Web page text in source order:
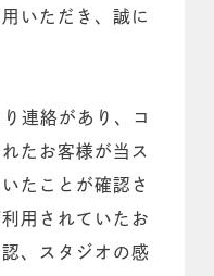
いただき、誠に
連絡があり、コ
たお客様が当ス
たことが確認さ
用されていたお
、スタジオの感